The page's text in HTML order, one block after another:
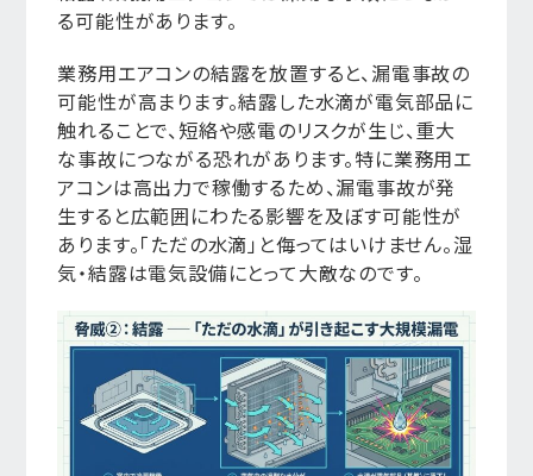
る可能性があります。
業務用エアコンの結露を放置すると、漏電事故の
可能性が高まります。結露した水滴が電気部品に
触れることで、短絡や感電のリスクが生じ、重大
な事故につながる恐れがあります。特に業務用エ
アコンは高出力で稼働するため、漏電事故が発
生すると広範囲にわたる影響を及ぼす可能性が
あります。「ただの水滴」と侮ってはいけません。湿
気・結露は電気設備にとって大敵なのです。